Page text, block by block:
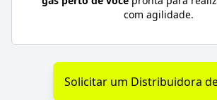
com agilidade.
Solicitar um Distribuidora